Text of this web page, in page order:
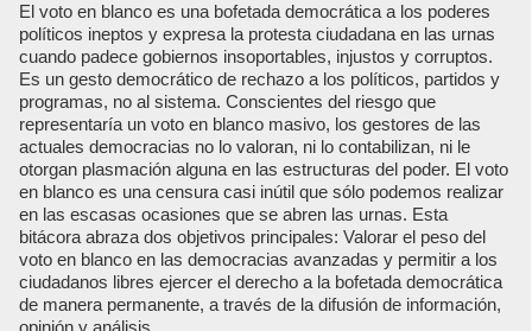
El voto en blanco es una bofetada democrática a los poderes
políticos ineptos y expresa la protesta ciudadana en las urnas
cuando padece gobiernos insoportables, injustos y corruptos.
Es un gesto democrático de rechazo a los políticos, partidos y
programas, no al sistema. Conscientes del riesgo que
representaría un voto en blanco masivo, los gestores de las
actuales democracias no lo valoran, ni lo contabilizan, ni le
otorgan plasmación alguna en las estructuras del poder. El voto
en blanco es una censura casi inútil que sólo podemos realizar
en las escasas ocasiones que se abren las urnas. Esta
bitácora abraza dos objetivos principales: Valorar el peso del
voto en blanco en las democracias avanzadas y permitir a los
ciudadanos libres ejercer el derecho a la bofetada democrática
de manera permanente, a través de la difusión de información,